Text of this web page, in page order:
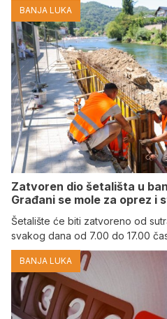
BANJA LUKA
Zatvoren dio šetališta u
Građani se mole za oprez i
Šetalište će biti zatvoreno od
svakog dana od 7.00 do 17.00
BANJA LUKA